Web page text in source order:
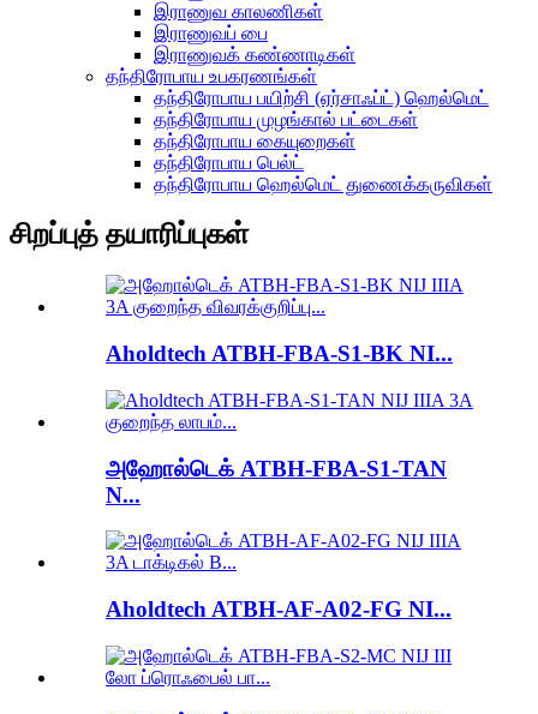
இராணுவ காலணிகள்
இராணுவப் பை
இராணுவக் கண்ணாடிகள்
தந்திரோபாய உபகரணங்கள்
தந்திரோபாய பயிற்சி (ஏர்சாஃப்ட்) ஹெல்மெட்
தந்திரோபாய முழங்கால் பட்டைகள்
தந்திரோபாய கையுறைகள்
தந்திரோபாய பெல்ட்
தந்திரோபாய ஹெல்மெட் துணைக்கருவிகள்
சிறப்புத் தயாரிப்புகள்
Aholdtech ATBH-FBA-S1-BK NI...
அஹோல்டெக் ATBH-FBA-S1-TAN
N...
Aholdtech ATBH-AF-A02-FG NI...